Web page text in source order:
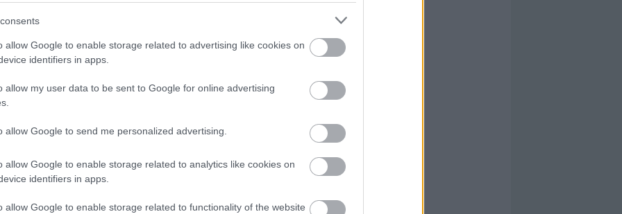
allow Google to enable storage related to advertising like cookies on
identifiers in apps.
allow my user data to be sent to Google for online advertising
allow Google to send me personalized advertising.
allow Google to enable storage related to analytics like cookies on
identifiers in apps.
allow Google to enable storage related to functionality of the website
3-4 semanas.
partido trepidante que dejó un lesionado en los
en la segunda mitad en el minuto 79, sufrió
de descuento y acabó el partido cojeando.
indica que sufre un esguince de tobillo por el que
el Girona. ¿Recomendable?
¿Qué podemos esperar del nuevo jugador